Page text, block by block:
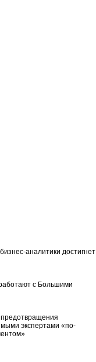
аналитики достигнет
с Большими
экспертами «по-